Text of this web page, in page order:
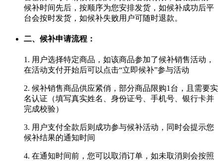
候补时间先后，按顺序为您安排发货，如候补成功后平
台会按时发货，如候补失败用户可随时退款。
二、候补申请流程：
1. 用户选择特定商品，如该商品参加了候补销售活动，
在活动支付开始后可以点击“立即候补”参与活动
2. 候补销售商品供应紧俏，部分商品限购1台，且需要实
名认证（填写真实姓名、身份证号、手机号、银行卡并
完成校验）
3. 用户支付全款后则成功参与候补活动，同时会提示您
候补结果的通知时间
4. 在通知时间前，您可以取消订单，如未取消则会按照